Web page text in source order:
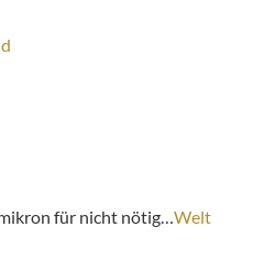
für nicht nötig… Welt